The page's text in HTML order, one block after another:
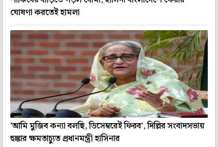
ঘোষণা করতেই হামলা
'আমি মুজিব কন্যা বলছি, ডিসেম্বরেই ফিরব', দিল্লির সংবাদসভায়
হুঙ্কার ক্ষমতাচ্যুত প্রধানমন্ত্রী হাসিনার